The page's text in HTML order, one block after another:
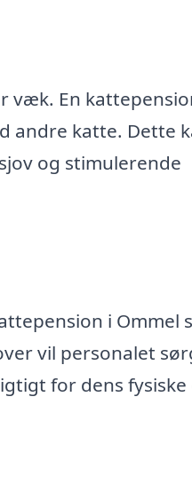
væk. En
andre katte. Dette
og stimulerende
i Ommel
vil personalet
for dens fysiske